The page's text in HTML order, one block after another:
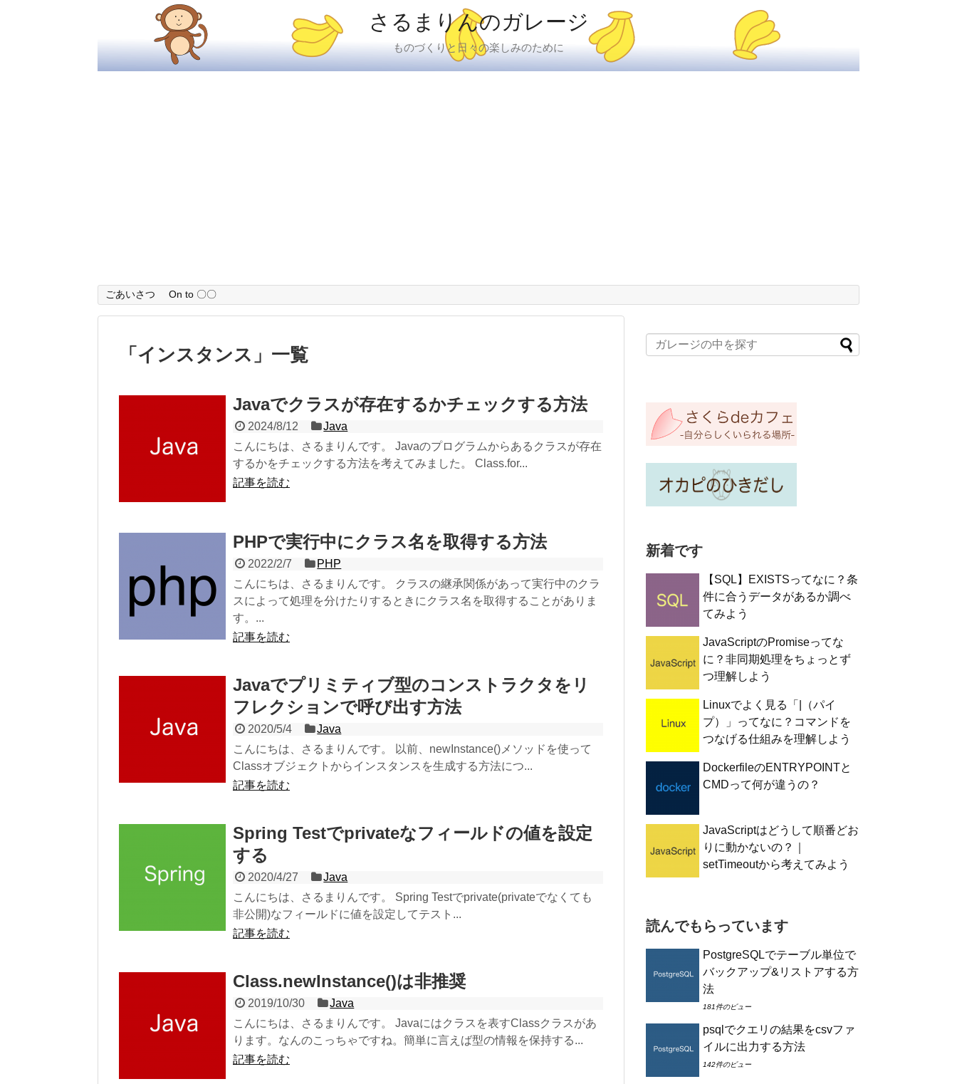
さるまりんのガレージ
ものづくりと日々の楽しみのために
ごあいさつ On to 〇〇
「 インスタンス 」 一覧
Javaでクラスが存在するかチェックする方法
2024/8/12
Java
こんにちは、さるまりんです。 Javaのプログラムからあるクラスが存在
するかをチェックする方法を考えてみました。 Class.for...
記事を読む
PHPで実行中にクラス名を取得する方法
2022/2/7
PHP
こんにちは、さるまりんです。 クラスの継承関係があって実行中のクラ
スによって処理を分けたりするときにクラス名を取得することがありま
す。...
記事を読む
Javaでプリミティブ型のコンストラクタをリ
フレクションで呼び出す方法
2020/5/4
Java
こんにちは、さるまりんです。 以前、newInstance()メソッドを使って
Classオブジェクトからインスタンスを生成する方法につ...
記事を読む
Spring Testでprivateなフィールドの値を設定
する
2020/4/27
Java
こんにちは、さるまりんです。 Spring Testでprivate(privateでなくても
非公開)なフィールドに値を設定してテスト...
記事を読む
Class.newInstance()は非推奨
2019/10/30
Java
こんにちは、さるまりんです。 Javaにはクラスを表すClassクラスがあ
ります。なんのこっちゃですね。簡単に言えば型の情報を保持する...
記事を読む
新着です
【SQL】EXISTSってなに？条
件に合うデータがあるか調べ
てみよう
JavaScriptのPromiseってな
に？非同期処理をちょっとず
つ理解しよう
Linuxでよく見る「|（パイ
プ）」ってなに？コマンドを
つなげる仕組みを理解しよう
DockerfileのENTRYPOINTと
CMDって何が違うの？
JavaScriptはどうして順番どお
りに動かないの？｜
setTimeoutから考えてみよう
読んでもらっています
PostgreSQLでテーブル単位で
バックアップ&リストアする方
法
181件のビュー
psqlでクエリの結果をcsvファ
イルに出力する方法
142件のビュー